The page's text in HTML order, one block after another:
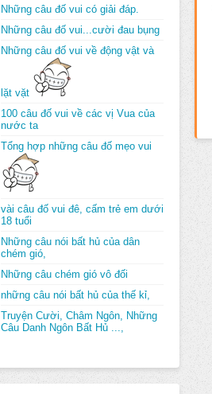
Những câu đố vui có giải đáp.
Những câu đố vui...cười đau bụng
Những câu đố vui về động vật và
lặt vặt
100 câu đố vui về các vị Vua của
nước ta
Tổng hợp những câu đố mẹo vui
vài câu đố vui đê, cấm trẻ em dưới
18 tuổi
Những câu nói bất hủ của dân
chém gió,
Những câu chém gió vô đối
những câu nói bất hủ của thế kỉ,
Truyện Cười, Châm Ngôn, Những
Câu Danh Ngôn Bất Hủ ...,